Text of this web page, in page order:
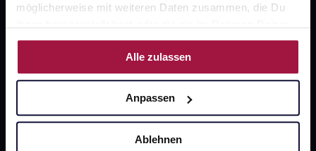
möglicherweise mit weiteren Daten zusammen, die Du
Nutzung der Dienste gesammelt haben.
Alle zulassen
Anpassen
Ablehnen
Karriere
Barrierefreiheitserklärung
PAYBACK